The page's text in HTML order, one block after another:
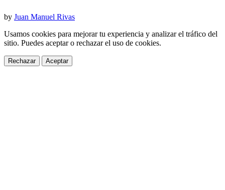
by Juan Manuel Rivas
Usamos cookies para mejorar tu experiencia y analizar el tráfico del
sitio. Puedes aceptar o rechazar el uso de cookies.
Rechazar Aceptar